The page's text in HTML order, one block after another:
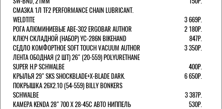
СМАЗКА 1Л TF2 PERFORMANCE CHAIN LUBRICANT.
WELDTITE
3 669Р.
РОГА АЛЮМИНИЕВЫЕ ABE-302 ERGOBAR AUTHOR
2 180Р.
КЛЮЧ СКЛАДНОЙ (НАБОР) YC-286N BIKEHAND
847Р.
СЕДЛО КОМФОРТНОЕ SOFT TOUCH VACUUM AUTHOR
3 350Р.
ЛЕНТА ОБОДНАЯ (2 ШТ) 26" (20-559) POLYURETHANE
SUPER H.P SCHWALBE
400Р.
КРЫЛЬЯ 29" SKS SHOCKBLADE+X-BLADE DARK.
6 650Р.
ПОКРЫШКА 26X2.10 (54-559) BILLY BONKERS
SCHWALBE
3 387Р.
КАМЕРА KENDA 28" 700 Х 28-45С АВТО НИППЕЛЬ
530Р.